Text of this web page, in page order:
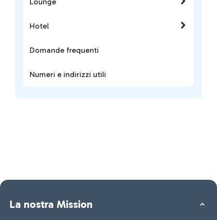
Hotel
Domande frequenti
Numeri e indirizzi utili
La nostra Mission